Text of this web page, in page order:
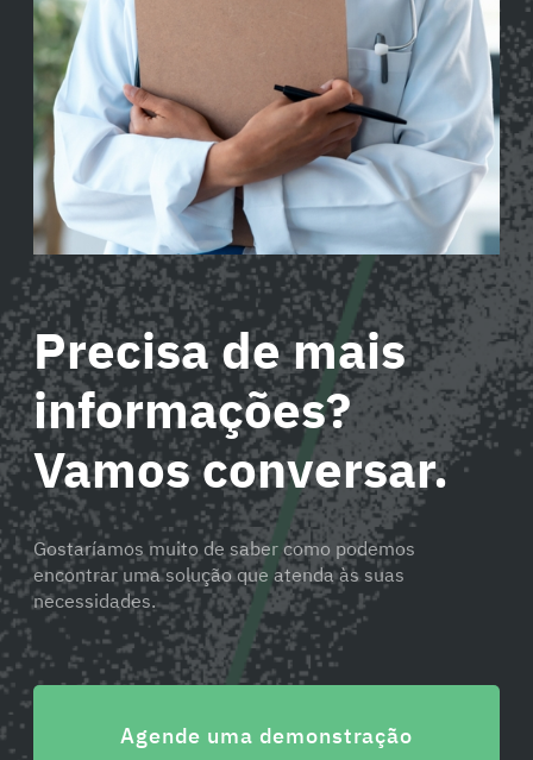
Precisa de mais
informações?
Vamos conversar.
Gostaríamos muito de saber como podemos
encontrar uma solução que atenda às suas
necessidades.
Agende uma demonstração